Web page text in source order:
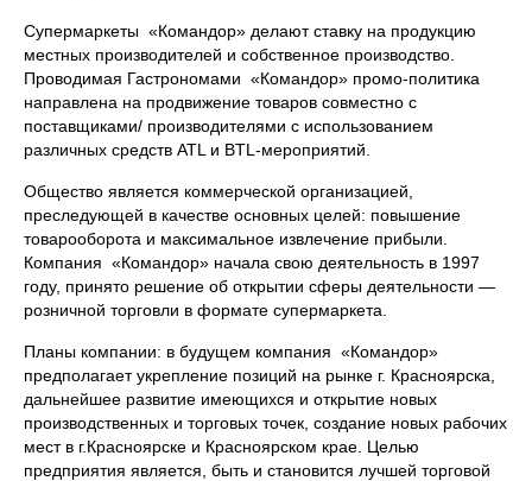
Супермаркеты «Командор» делают ставку на продукцию
местных производителей и собственное производство.
Проводимая Гастрономами «Командор» промо-политика
направлена на продвижение товаров совместно с
поставщиками/ производителями с использованием
различных средств ATL и BTL-мероприятий.
Общество является коммерческой организацией,
преследующей в качестве основных целей: повышение
товарооборота и максимальное извлечение прибыли.
Компания «Командор» начала свою деятельность в 1997
году, принято решение об открытии сферы деятельности —
розничной торговли в формате супермаркета.
Планы компании: в будущем компания «Командор»
предполагает укрепление позиций на рынке г. Красноярска,
дальнейшее развитие имеющихся и открытие новых
производственных и торговых точек, создание новых рабочих
мест в г.Красноярске и Красноярском крае. Целью
предприятия является, быть и становится лучшей торговой